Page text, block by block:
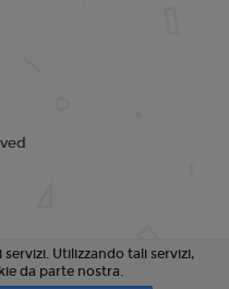
Utilizzando tali servizi,
da parte nostra.